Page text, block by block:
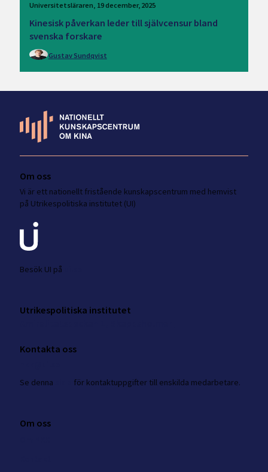
Universitetsläraren 19 december, 2025
Kinesisk påverkan leder till självcensur bland
svenska forskare
Gustav Sundqvist
Om oss
Vi är ett nationellt fristående kunskapscentrum med hemvist
på Utrikespolitiska institutet (UI)
Besök UI på
Utrikespolitiska institutet
Kontakta oss
Se denna för kontaktuppgifter till enskilda medarbetare.
Om oss